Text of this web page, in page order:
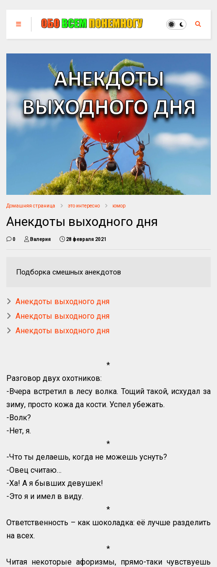
Домашняя страница это интересно юмор
Анекдоты выходного дня
0 Валерия 28 февраля 2021
Подборка смешных анекдотов
Анекдоты выходного дня
Анекдоты выходного дня
Анекдоты выходного дня
*
Разговор двух охотников:
-Вчера встретил в лесу волка. Тощий такой, исхудал за
зиму, просто кожа да кости. Успел убежать.
-Волк?
-Нет, я.
*
-Что ты делаешь, когда не можешь уснуть?
-Овец считаю…
-Ха! А я бывших девушек!
-Это я и имел в виду.
*
Ответственность – как шоколадка: её лучше разделить
на всех.
*
Читая некоторые афоризмы, прямо-таки чувствуешь